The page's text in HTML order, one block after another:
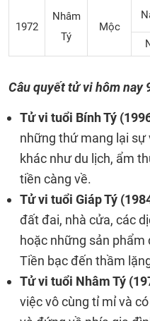
1972
Nhâm
Tý
Mộc
Câu quyết tử vi hôm
Tử vi tuổi Bính Tý
những thứ mang lại sự
khác như du lịch, ẩm
tiền càng về.
Tử vi tuổi Giáp Tý
đất đai, nhà cửa, các
hoặc những sản phẩm
Tiền bạc đến thầm
Tử vi tuổi Nhâm Tý
việc vô cùng tỉ mỉ và